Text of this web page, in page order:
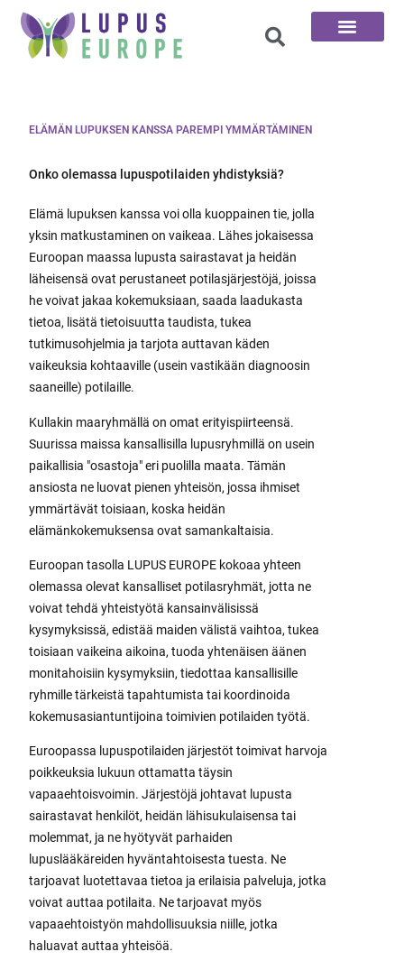
ELÄMÄN LUPUKSEN KANSSA PAREMPI YMMÄRTÄMINEN
Onko olemassa lupuspotilaiden yhdistyksiä?
Elämä lupuksen kanssa voi olla kuoppainen tie, jolla
yksin matkustaminen on vaikeaa. Lähes jokaisessa
Euroopan maassa lupusta sairastavat ja heidän
läheisensä ovat perustaneet potilasjärjestöjä, joissa
he voivat jakaa kokemuksiaan, saada laadukasta
tietoa, lisätä tietoisuutta taudista, tukea
tutkimusohjelmia ja tarjota auttavan käden
vaikeuksia kohtaaville (usein vastikään diagnoosin
saaneille) potilaille.
Kullakin maaryhmällä on omat erityispiirteensä.
Suurissa maissa kansallisilla lupusryhmillä on usein
paikallisia "osastoja" eri puolilla maata. Tämän
ansiosta ne luovat pienen yhteisön, jossa ihmiset
ymmärtävät toisiaan, koska heidän
elämänkokemuksensa ovat samankaltaisia.
Euroopan tasolla LUPUS EUROPE kokoaa yhteen
olemassa olevat kansalliset potilasryhmät, jotta ne
voivat tehdä yhteistyötä kansainvälisissä
kysymyksissä, edistää maiden välistä vaihtoa, tukea
toisiaan vaikeina aikoina, tuoda yhtenäisen äänen
monitahoisiin kysymyksiin, tiedottaa kansallisille
ryhmille tärkeistä tapahtumista tai koordinoida
kokemusasiantuntijoina toimivien potilaiden työtä.
Euroopassa lupuspotilaiden järjestöt toimivat harvoja
poikkeuksia lukuun ottamatta täysin
vapaaehtoisvoimin. Järjestöjä johtavat lupusta
sairastavat henkilöt, heidän lähisukulaisensa tai
molemmat, ja ne hyötyvät parhaiden
lupuslääkäreiden hyväntahtoisesta tuesta. Ne
tarjoavat luotettavaa tietoa ja erilaisia palveluja, jotka
voivat auttaa potilaita. Ne tarjoavat myös
vapaaehtoistyön mahdollisuuksia niille, jotka
haluavat auttaa yhteisöä.